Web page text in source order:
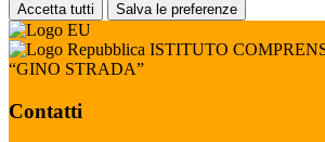
Accetta tutti Salva le preferenze
ISTITUTO
“GINO STRADA”
Contatti